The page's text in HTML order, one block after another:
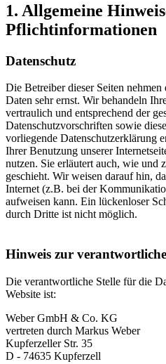
1. Allgemeine
Pflichtinformationen
Datenschutz
Die Betreiber dieser Seiten
Daten sehr ernst. Wir behandeln
vertraulich und entsprechend der
Datenschutzvorschriften sowie
vorliegende Datenschutzerklärung
Ihrer Benutzung unserer
nutzen. Sie erläutert auch, wie und
geschieht. Wir weisen darauf hin,
Internet (z.B. bei der
aufweisen kann. Ein lückenloser
durch Dritte ist nicht möglich.
Hinweis zur
Die verantwortliche Stelle für die
Website ist:
Weber GmbH & Co. KG
vertreten durch Markus Weber
Kupferzeller Str. 35
D - 74635 Kupferzell